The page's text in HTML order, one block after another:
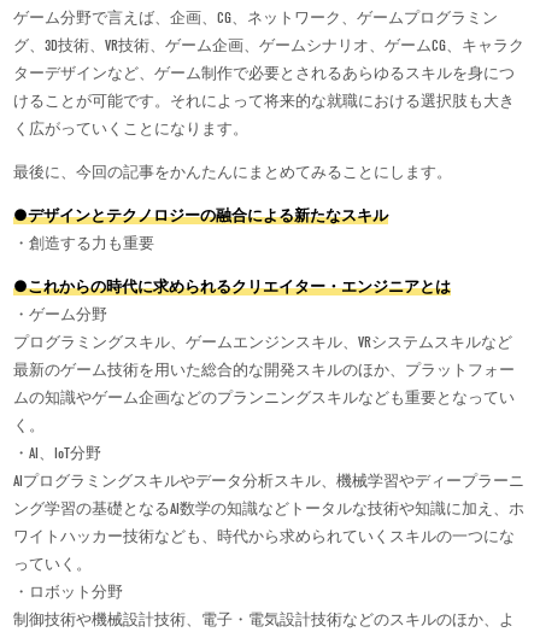
ゲーム分野で言えば、企画、CG、ネットワーク、ゲームプログラミン
グ、3D技術、VR技術、ゲーム企画、ゲームシナリオ、ゲームCG、キャラク
ターデザインなど、ゲーム制作で必要とされるあらゆるスキルを身につ
けることが可能です。それによって将来的な就職における選択肢も大き
く広がっていくことになります。
最後に、今回の記事をかんたんにまとめてみることにします。
●デザインとテクノロジーの融合による新たなスキル
・創造する力も重要
●これからの時代に求められるクリエイター・エンジニアとは
・ゲーム分野
プログラミングスキル、ゲームエンジンスキル、VRシステムスキルなど
最新のゲーム技術を用いた総合的な開発スキルのほか、プラットフォー
ムの知識やゲーム企画などのプランニングスキルなども重要となってい
く。
・AI、IoT分野
AIプログラミングスキルやデータ分析スキル、機械学習やディープラーニ
ング学習の基礎となるAI数学の知識などトータルな技術や知識に加え、ホ
ワイトハッカー技術なども、時代から求められていくスキルの一つにな
っていく。
・ロボット分野
制御技術や機械設計技術、電子・電気設計技術などのスキルのほか、よ